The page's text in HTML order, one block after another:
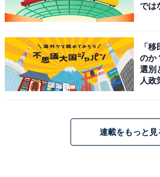
では
「
のか
選別
人政
連載をもっと見